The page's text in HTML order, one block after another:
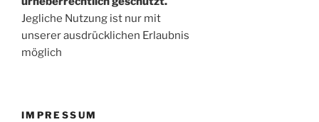
Jegliche Nutzung ist nur mit
unserer ausdrücklichen Erlaubnis
möglich
IMPRESSUM